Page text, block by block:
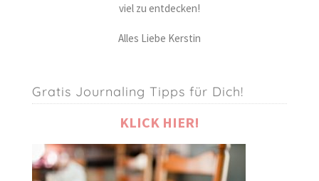
viel zu entdecken!
Alles Liebe Kerstin
Gratis Journaling Tipps für Dich!
KLICK HIER!